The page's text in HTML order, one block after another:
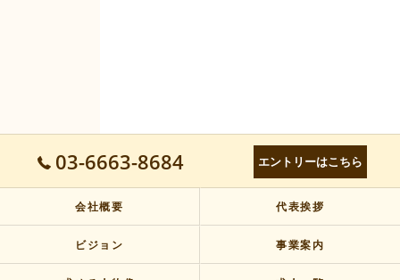
03-6663-8684 エントリーはこちら
会社概要 代表挨拶
ビジョン 事業案内